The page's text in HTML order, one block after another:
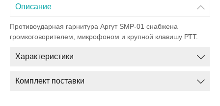
Описание
Противоударная гарнитура Аргут SMP-01 снабжена
громкоговорителем, микрофоном и крупной клавишу РТТ.
Характеристики
Комплект поставки